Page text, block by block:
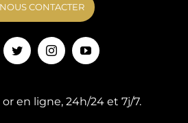
NOUS CONTACTER
en ligne, 24h/24 et 7j/7.